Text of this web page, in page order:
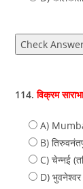
Check
114.विक्रम
A)
B)
C) चेन्नई
D) भुवनेश्वर